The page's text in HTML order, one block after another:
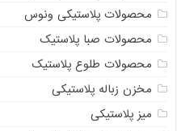
محصولات پلاستیکی ونوس
محصولات صبا پلاستیک
محصولات طلوع پلاستیک
مخزن زباله پلاستیکی
میز پلاستیکی